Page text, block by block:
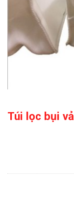
Túi lọc bụi